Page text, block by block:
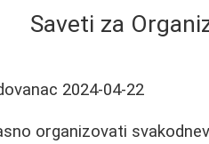
Saveti za
2024-04-22
organizovati